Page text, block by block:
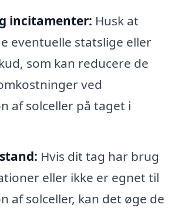
incitamenter: Husk at
eventuelle statslige eller
som kan reducere de
ved
af solceller på taget i
Hvis dit tag har brug
eller ikke er egnet til
af solceller, kan det øge de